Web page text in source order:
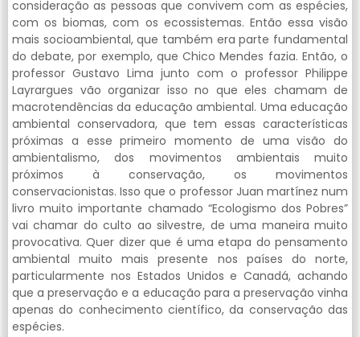
consideração as pessoas que convivem com as espécies,
com os biomas, com os ecossistemas. Então essa visão
mais socioambiental, que também era parte fundamental
do debate, por exemplo, que Chico Mendes fazia. Então, o
professor Gustavo Lima junto com o professor Philippe
Layrargues vão organizar isso no que eles chamam de
macrotendências da educação ambiental. Uma educação
ambiental conservadora, que tem essas características
próximas a esse primeiro momento de uma visão do
ambientalismo, dos movimentos ambientais muito
próximos à conservação, os movimentos
conservacionistas. Isso que o professor Juan martínez num
livro muito importante chamado “Ecologismo dos Pobres”
vai chamar do culto ao silvestre, de uma maneira muito
provocativa. Quer dizer que é uma etapa do pensamento
ambiental muito mais presente nos países do norte,
particularmente nos Estados Unidos e Canadá, achando
que a preservação e a educação para a preservação vinha
apenas do conhecimento científico, da conservação das
espécies.